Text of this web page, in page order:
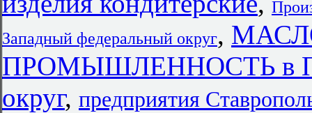
Западный федеральный округ,
ПРОМЫШЛЕННОСТЬ в
округ, предприятия